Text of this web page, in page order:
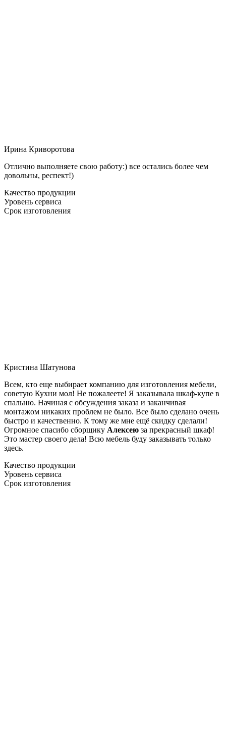
Ирина Криворотова
Отлично выполняете свою работу:) все остались более чем
довольны, респект!)
Качество продукции
Уровень сервиса
Срок изготовления
Кристина Шатунова
Всем, кто еще выбирает компанию для изготовления мебели,
советую Кухни мол! Не пожалеете! Я заказывала шкаф-купе в
спальню. Начиная с обсуждения заказа и заканчивая
монтажом никаких проблем не было. Все было сделано очень
быстро и качественно. К тому же мне ещё скидку сделали!
Огромное спасибо сборщику Алексею за прекрасный шкаф!
Это мастер своего дела! Всю мебель буду заказывать только
здесь.
Качество продукции
Уровень сервиса
Срок изготовления